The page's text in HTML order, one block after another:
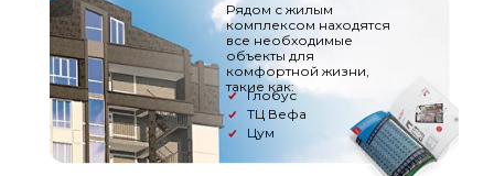
Рядом с жилым
комплексом находятся
все необходимые
объекты для
комфортной жизни,
такие как:
Глобус
ТЦ Вефа
Цум